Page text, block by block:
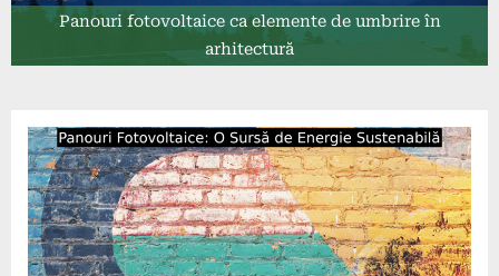
Panouri fotovoltaice ca elemente de umbrire în
arhitectură